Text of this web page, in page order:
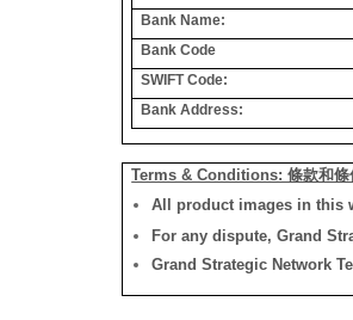
Bank Name:
Bank Code
SWIFT Code:
Bank Address:
Terms & Conditions: 條款和條
All product images in this
For any dispute, Grand
Grand Strategic Network